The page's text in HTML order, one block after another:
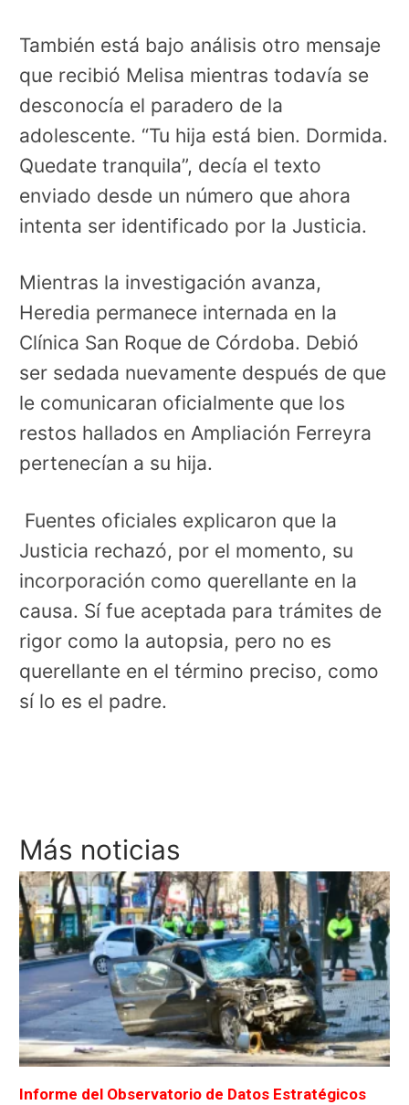
También está bajo análisis otro mensaje
que recibió Melisa mientras todavía se
desconocía el paradero de la
adolescente. “Tu hija está bien. Dormida.
Quedate tranquila”, decía el texto
enviado desde un número que ahora
intenta ser identificado por la Justicia.
Mientras la investigación avanza,
Heredia permanece internada en la
Clínica San Roque de Córdoba. Debió
ser sedada nuevamente después de que
le comunicaran oficialmente que los
restos hallados en Ampliación Ferreyra
pertenecían a su hija.
Fuentes oficiales explicaron que la
Justicia rechazó, por el momento, su
incorporación como querellante en la
causa. Sí fue aceptada para trámites de
rigor como la autopsia, pero no es
querellante en el término preciso, como
sí lo es el padre.
Más noticias
Informe del Observatorio de Datos Estratégicos